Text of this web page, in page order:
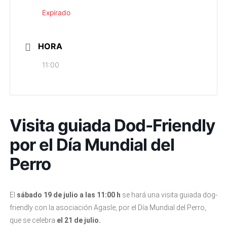
Expirado
HORA
11:00
Visita guiada Dod-Friendly
por el Día Mundial del
Perro
El sábado 19 de julio a las 11:00 h se hará una visita guiada dog-
friendly con la asociación Agasle, por el Día Mundial del Perro,
que se celebra el 21 de julio.